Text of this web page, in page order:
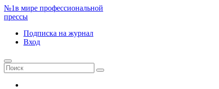
№1в мире профессиональной
прессы
Подписка на журнал
Вход